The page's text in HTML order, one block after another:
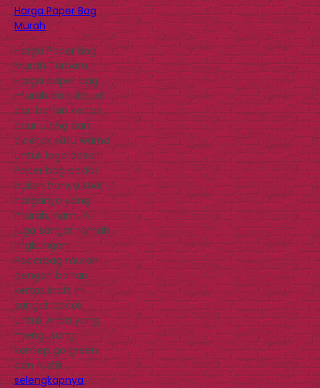
Harga Paper Bag
Murah
Harga Paper Bag
Murah Terbaru
Harga paper bag
murah bisa dibuat
dari bahan kertas
daur ulang dan
dicetak satu warna
untuk logo desain.
Paper bag coklat
bukan hanya soal
harganya yang
murah, namun
juga sangat ramah
lingkungan.
Paperbag murah
dengan bahan
kertas kraft ini
sangat cocok
untuk Anda yang
mengusung
konsep go green
dan rustik…
selengkapnya